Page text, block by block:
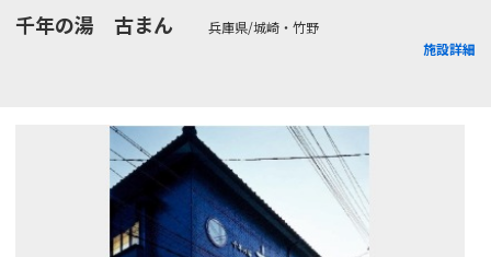
千年の湯 古まん
兵庫県/城崎・竹野
施設詳細